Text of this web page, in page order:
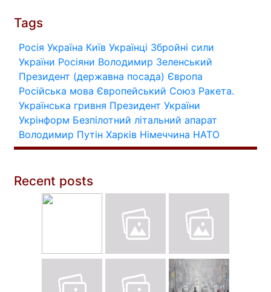
Tags
Росія Україна Київ Українці Збройні сили
України Росіяни Володимир Зеленський
Президент (державна посада) Європа
Російська мова Європейський Союз Ракета.
Українська гривня Президент України
Укрінформ Безпілотний літальний апарат
Володимир Путін Харків Німеччина НАТО
Recent posts